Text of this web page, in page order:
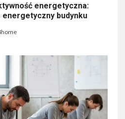
energetyczna:
energetyczny budynku